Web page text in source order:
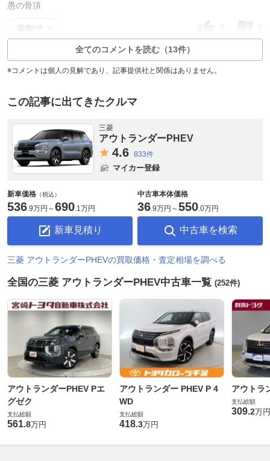
愚の骨頂
返信0件
全てのコメントを読む（13件）
※コメントは個人の見解であり、記事提供社と関係はありません。
この記事に出てきたクルマ
三菱
アウトランダーPHEV
4.6 833件
マイカー登録
新車価格 （税込）
536.9万円 ～690.1万円
新車見積り
中古車本体価格
36.9万円 ～550.0万円
中古車を検索
三菱 アウトランダーPHEVの買取価格・査定相場を調べる
全国の三菱 アウトランダーPHEV中古車一覧 (252件)
アウトランダーPHEV Pエ
グゼク
支払総額
561.8万円
アウトランダー PHEV P 4
WD
支払総額
418.3万円
アウトラ
支払総額
309.2万円